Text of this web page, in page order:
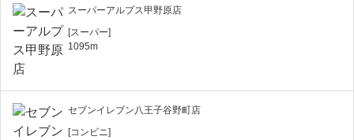
スーパーアルプス甲野原店
[スーパー]
1095m
セブンイレブン八王子谷野町店
[コンビニ]